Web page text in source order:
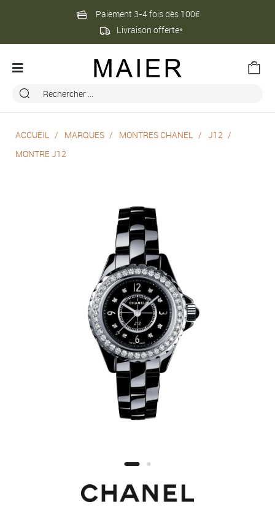
Paiement 3-4 fois dès 100€
Livraison offerte*
ACCUEIL MARQUES MONTRES CHANEL
J12
MONTRE J12